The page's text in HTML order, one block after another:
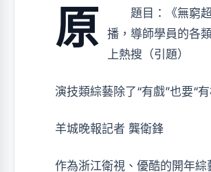
原
題目：《無窮
播，導師學員的各
上熱搜（引題）
演技類綜藝除了“有戲”也要“有
羊城晚報記者 龔衛鋒
作為浙江衛視、優酷的開年綜